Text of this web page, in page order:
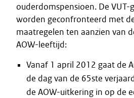
ouderdomspensioen. De VUT-
worden geconfronteerd met
maatregelen ten aanzien van
AOW-leeftijd:
Vanaf 1 april 2012 gaat de
de dag van de 65ste
de AOW-uitkering in op de